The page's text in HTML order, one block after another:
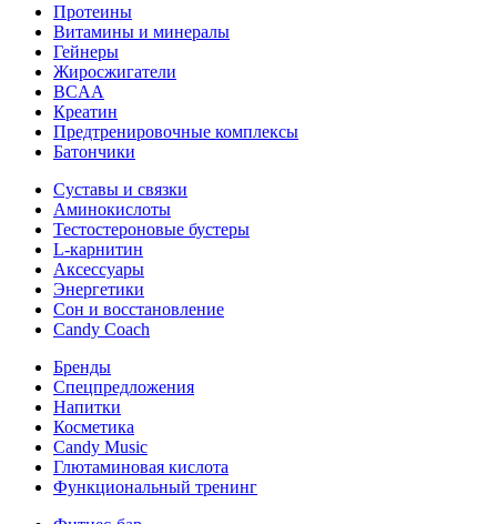
Протеины
Витамины и минералы
Гейнеры
Жиросжигатели
BCAA
Креатин
Предтренировочные комплексы
Батончики
Суставы и связки
Аминокислоты
Тестостероновые бустеры
L-карнитин
Аксессуары
Энергетики
Сон и восстановление
Candy Coach
Бренды
Спецпредложения
Напитки
Косметика
Candy Music
Глютаминовая кислота
Функциональный тренинг